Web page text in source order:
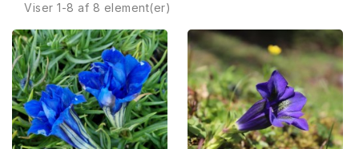
Viser 1-8 af 8 element(er)